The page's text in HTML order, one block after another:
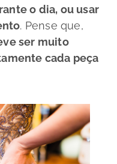
o dia, ou usar
. Pense que,
ser muito
cada peça